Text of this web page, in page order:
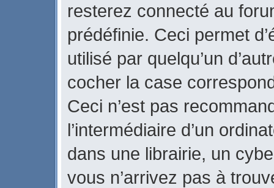
resterez connecté au
prédéfinie. Ceci permet
utilisé par quelqu’un
cocher la case
Ceci n’est pas
l’intermédiaire d’un
dans une librairie, un
vous n’arrivez pas à